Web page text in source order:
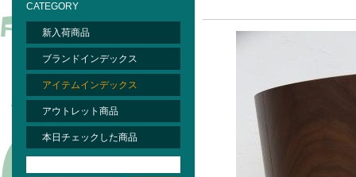
CATEGORY
新入荷商品
ブランドインデックス
アイテムインデックス
アウトレット商品
本日チェックした商品